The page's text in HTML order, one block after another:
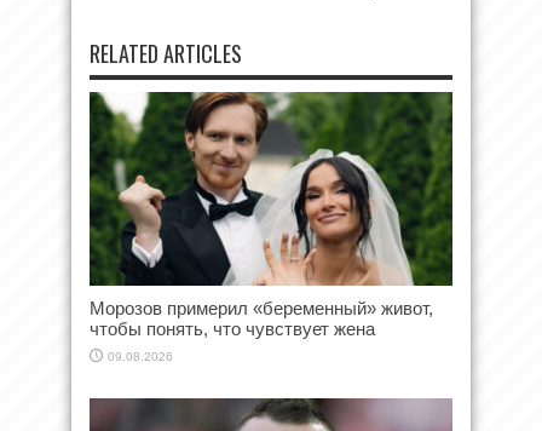
RELATED ARTICLES
Морозов примерил «беременный» живот,
чтобы понять, что чувствует жена
09.08.2026